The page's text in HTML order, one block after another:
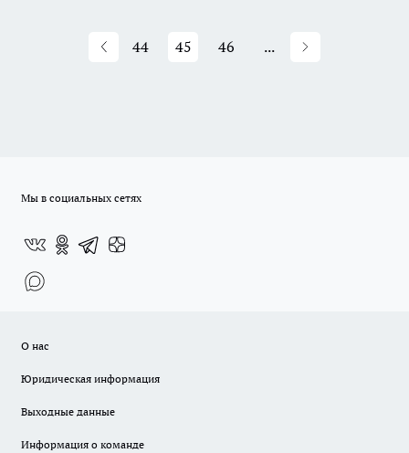
44 45 46 ...
Мы в социальных сетях
О нас
Юридическая информация
Выходные данные
Информация о команде